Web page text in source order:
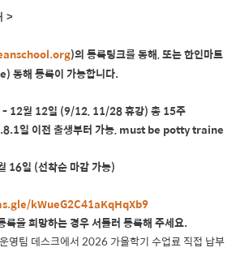
>
)의 등록링크를 통해, 또는 한인마트
통해 등록이 가능합니다.
- 12월 12일 (9/12, 11/28 휴강) 총 15주
.8.1일 이전 출생부터 가능, must be potty traine
16일 (선착순 마감 가능)
kWueG2C41aKqHqXb9
록을 희망하는 경우 서둘러 등록해 주세요.
영팀 데스크에서 2026 가을학기 수업료 직접 납부